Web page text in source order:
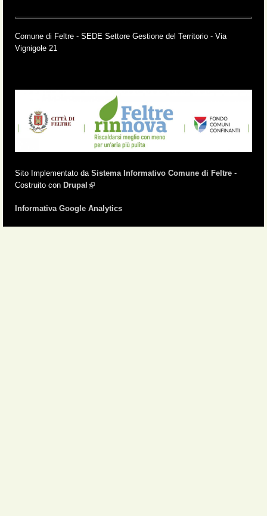
Comune di Feltre - SEDE Settore Gestione del Territorio - Via
Vignigole 21
Sito Implementato da Sistema Informativo Comune di Feltre -
Costruito con Drupal (link is external)
Informativa Google Analytics